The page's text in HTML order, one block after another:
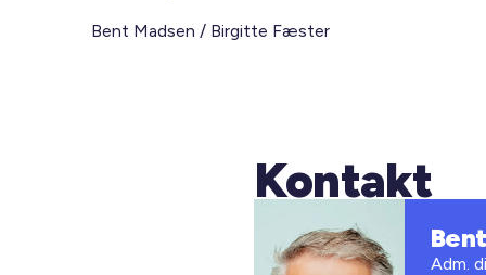
Bent Madsen / Birgitte Fæster
Kontakt
Adm.